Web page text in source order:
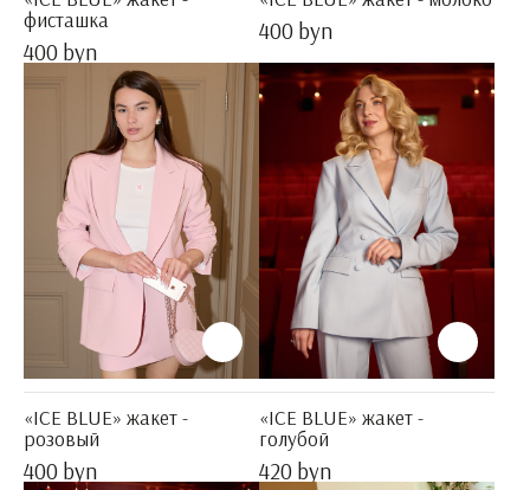
фисташка
400 byn
400 byn
«ICE BLUE» жакет -
розовый
400 byn
«ICE BLUE» жакет -
голубой
420 byn